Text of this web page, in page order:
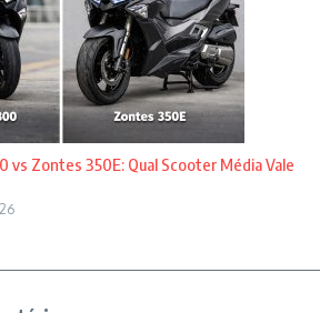
vs Zontes 350E: Qual Scooter Média Vale